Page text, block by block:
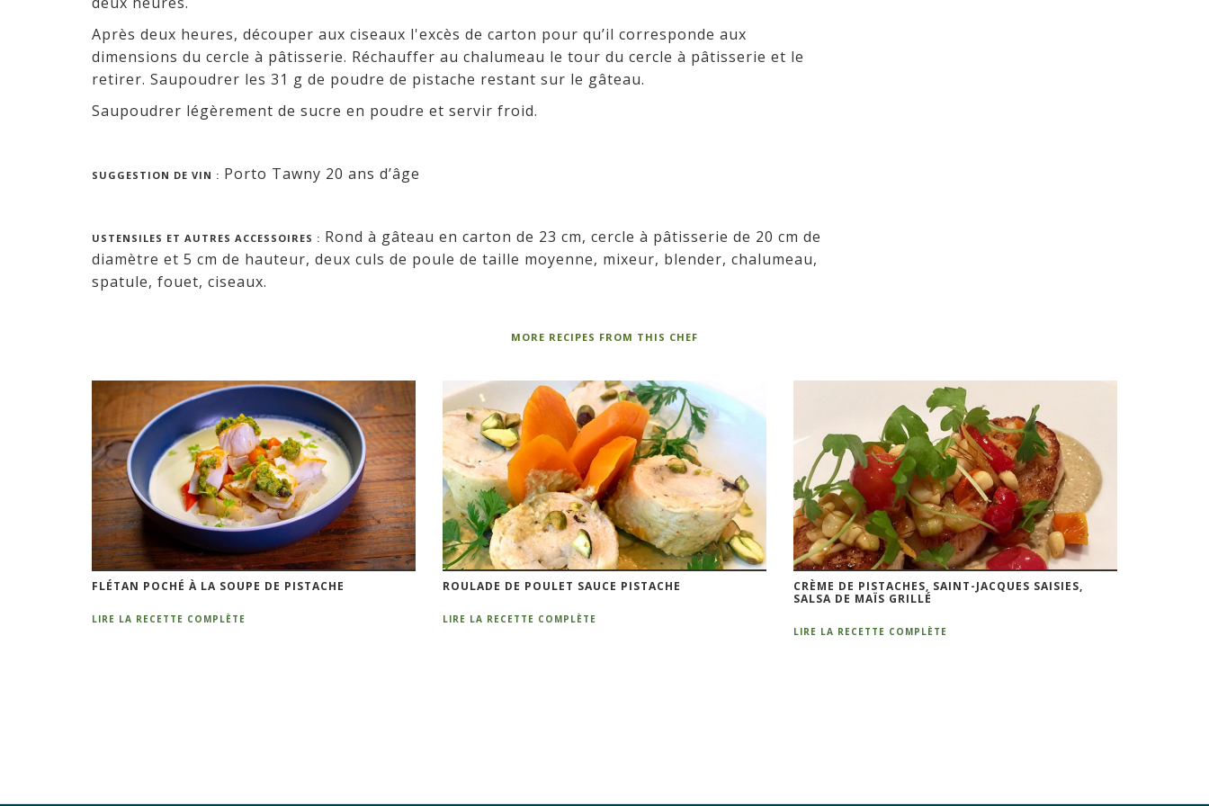
Après deux heures, découper aux ciseaux l'excès de carton pour qu’il corresponde aux
dimensions du cercle à pâtisserie. Réchauffer au chalumeau le tour du cercle à pâtisserie et le
retirer. Saupoudrer les 31 g de poudre de pistache restant sur le gâteau.
Saupoudrer légèrement de sucre en poudre et servir froid.
SUGGESTION DE VIN : Porto Tawny 20 ans d’âge
USTENSILES ET AUTRES ACCESSOIRES : Rond à gâteau en carton de 23 cm, cercle à pâtisserie de 20 cm de
diamètre et 5 cm de hauteur, deux culs de poule de taille moyenne, mixeur, blender, chalumeau,
spatule, fouet, ciseaux.
MORE RECIPES FROM THIS CHEF
FLÉTAN POCHÉ À LA SOUPE DE PISTACHE
LIRE LA RECETTE COMPLÈTE
ROULADE DE POULET SAUCE PISTACHE
LIRE LA RECETTE COMPLÈTE
CRÈME DE PISTACHES, SAINT-JACQUES SAISIES,
SALSA DE MAÏS GRILLÉ
LIRE LA RECETTE COMPLÈTE